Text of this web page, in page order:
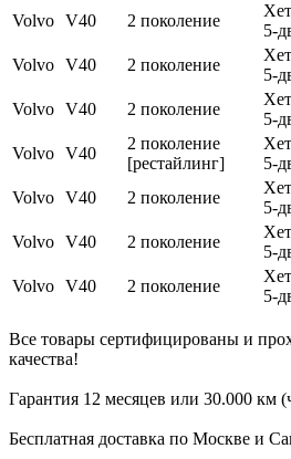
Volvo V40 2 поколение
5-
Volvo V40 2 поколение
5-
Volvo V40 2 поколение
5-
Volvo V40
2 поколение
[рестайлинг]
5-
Volvo V40 2 поколение
5-
Volvo V40 2 поколение
5-
Volvo V40 2 поколение
5-
Все товары сертифицированы и
качества!
Гарантия 12 месяцев или 30.000 км
Бесплатная доставка по Москве и